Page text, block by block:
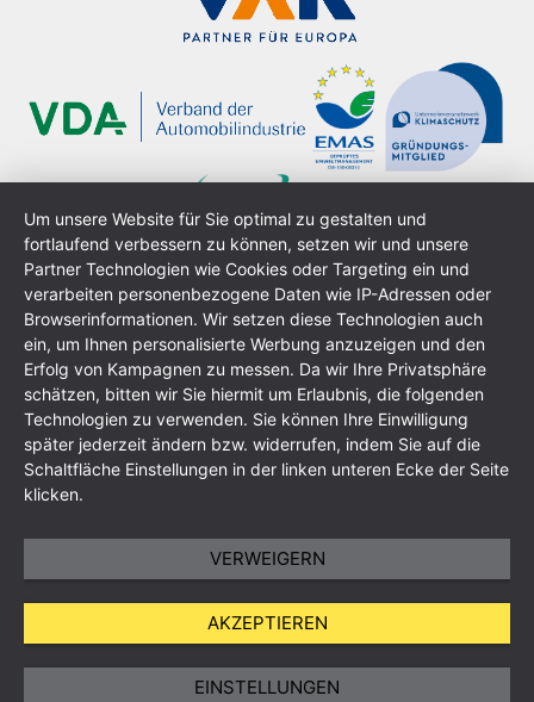
ImpressumDatenschutzerklärungAGBSitemap
Um unsere Website für Sie optimal zu gestalten und
fortlaufend verbessern zu können, setzen wir und unsere
Partner Technologien wie Cookies oder Targeting ein und
verarbeiten personenbezogene Daten wie IP-Adressen oder
Browserinformationen. Wir setzen diese Technologien auch
ein, um Ihnen personalisierte Werbung anzuzeigen und den
Erfolg von Kampagnen zu messen. Da wir Ihre Privatsphäre
schätzen, bitten wir Sie hiermit um Erlaubnis, die folgenden
Technologien zu verwenden. Sie können Ihre Einwilligung
später jederzeit ändern bzw. widerrufen, indem Sie auf die
Schaltfläche Einstellungen in der linken unteren Ecke der Seite
klicken.
VERWEIGERN
AKZEPTIEREN
EINSTELLUNGEN